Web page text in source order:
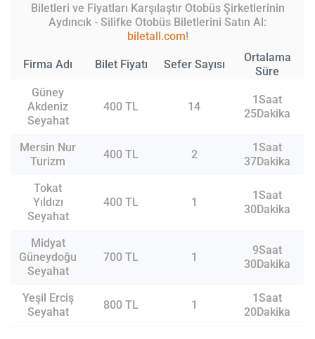
Biletleri ve Fiyatları Karşılaştır Otobüs Şirketlerinin
Aydıncık - Silifke Otobüs Biletlerini Satın Al:
biletall.com!
Firma Adı Bilet Fiyatı Sefer Sayısı
Ortalama
Süre
Güney
Akdeniz
Seyahat
400 TL 14
1Saat
25Dakika
Mersin Nur
Turizm
400 TL 2
1Saat
37Dakika
Tokat
Yıldızı
Seyahat
400 TL 1
1Saat
30Dakika
Midyat
Güneydoğu
Seyahat
700 TL 1
9Saat
30Dakika
Yeşil Erciş
Seyahat
800 TL 1
1Saat
20Dakika